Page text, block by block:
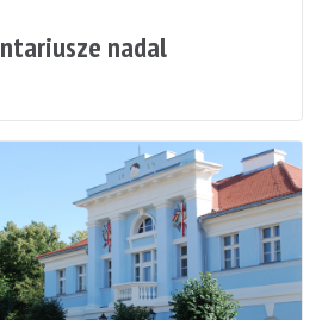
nadal